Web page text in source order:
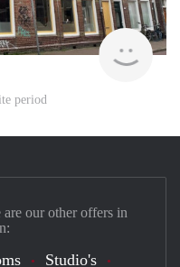
period
our other offers in
Studio's